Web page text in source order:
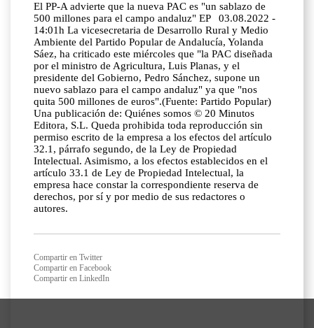
El PP-A advierte que la nueva PAC es "un sablazo de
500 millones para el campo andaluz" EP 03.08.2022 -
14:01h La vicesecretaria de Desarrollo Rural y Medio
Ambiente del Partido Popular de Andalucía, Yolanda
Sáez, ha criticado este miércoles que "la PAC diseñada
por el ministro de Agricultura, Luis Planas, y el
presidente del Gobierno, Pedro Sánchez, supone un
nuevo sablazo para el campo andaluz" ya que "nos
quita 500 millones de euros".(Fuente: Partido Popular)
Una publicación de: Quiénes somos © 20 Minutos
Editora, S.L. Queda prohibida toda reproducción sin
permiso escrito de la empresa a los efectos del artículo
32.1, párrafo segundo, de la Ley de Propiedad
Intelectual. Asimismo, a los efectos establecidos en el
artículo 33.1 de Ley de Propiedad Intelectual, la
empresa hace constar la correspondiente reserva de
derechos, por sí y por medio de sus redactores o
autores.
Compartir en Twitter
Compartir en Facebook
Compartir en LinkedIn